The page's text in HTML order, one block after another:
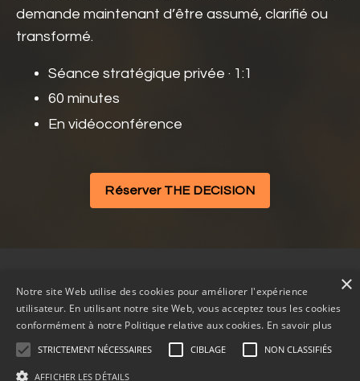
demande maintenant d’être assumé, clarifié ou
transformé.
Séance stratégique privée · 1:1
60 minutes
En vidéoconférence
Réserver THE DECISION
Cookies et Politique de confidentialité
×
Notre site Web utilise des cookies pour améliorer l'expérience
utilisateur. En utilisant notre site Web, vous acceptez tous les cookies
conformément à notre Politique relative aux cookies. En savoir plus
STRICTEMENT NÉCESSAIRES CIBLAGE NON CLASSIFIÉS
AFFICHER LES DÉTAILS